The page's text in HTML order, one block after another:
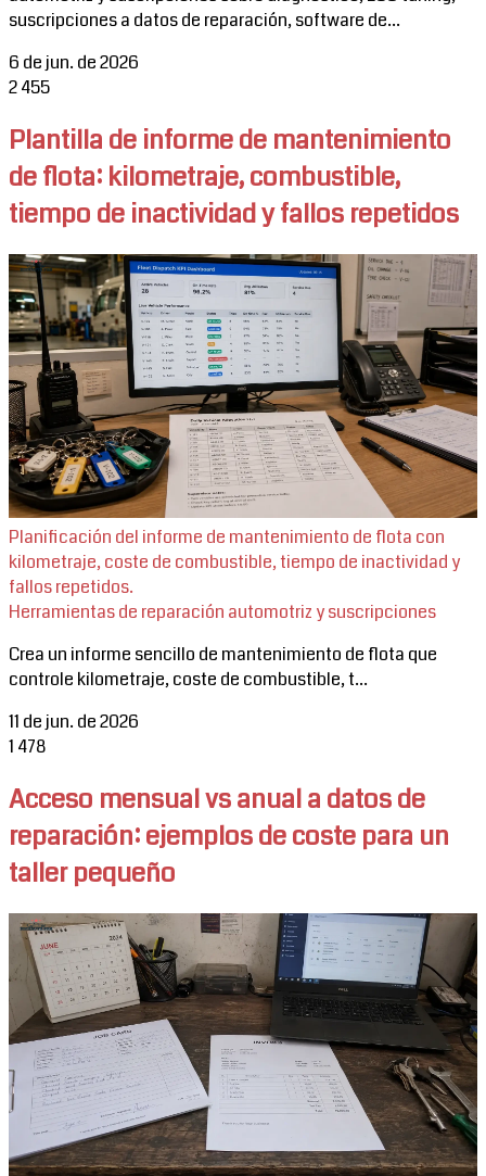
suscripciones a datos de reparación, software de...
6 de jun. de 2026
2455
Plantilla de informe de mantenimiento
de flota: kilometraje, combustible,
tiempo de inactividad y fallos repetidos
Planificación del informe de mantenimiento de flota con
kilometraje, coste de combustible, tiempo de inactividad y
fallos repetidos.
Herramientas de reparación automotriz y suscripciones
Crea un informe sencillo de mantenimiento de flota que
controle kilometraje, coste de combustible, t...
11 de jun. de 2026
1 478
Acceso mensual vs anual a datos de
reparación: ejemplos de coste para un
taller pequeño